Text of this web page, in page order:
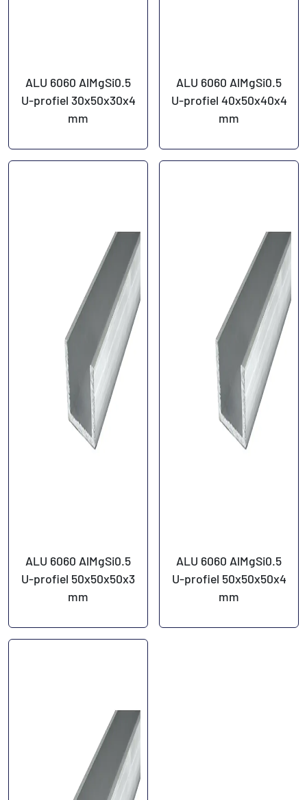
ALU 6060 AlMgSi0.5
U-profiel 30x50x30x4
mm
ALU 6060 AlMgSi0.5
U-profiel 40x50x40x4
mm
ALU 6060 AlMgSi0.5
U-profiel 50x50x50x3
mm
ALU 6060 AlMgSi0.5
U-profiel 50x50x50x4
mm